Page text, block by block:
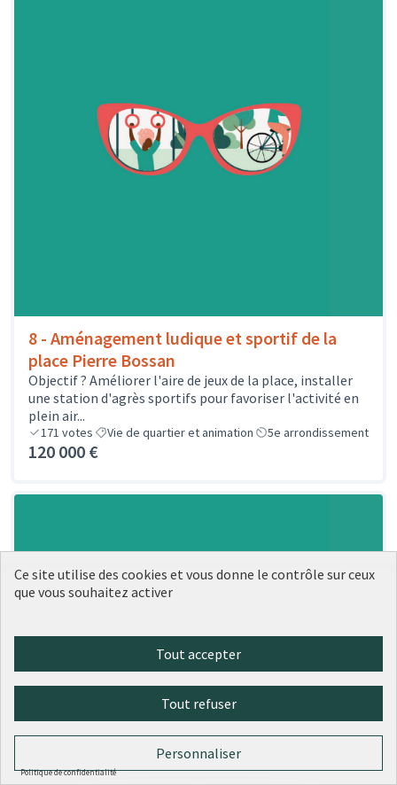
8 - Aménagement ludique et sportif de la
place Pierre Bossan
Objectif ? Améliorer l'aire de jeux de la place, installer
une station d'agrès sportifs pour favoriser l'activité en
plein air...
171 votes Vie de quartier et animation 5e arrondissement
120 000 €
Ce site utilise des cookies et vous donne le contrôle sur ceux
que vous souhaitez activer
Tout accepter
Tout refuser
Personnaliser
Politique de confidentialité